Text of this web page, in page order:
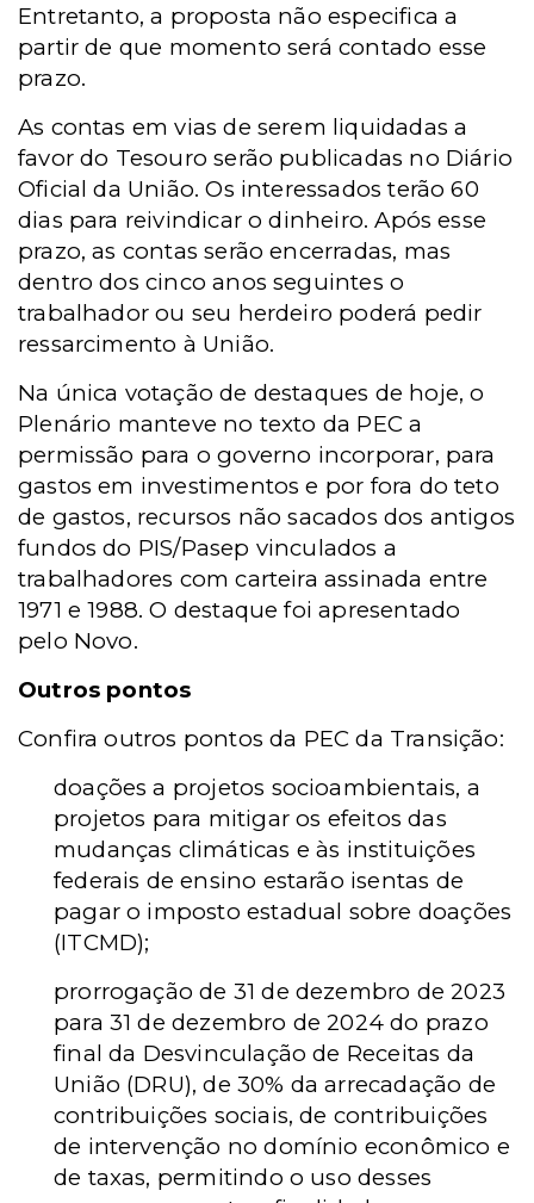
Entretanto, a proposta não especifica a
partir de que momento será contado esse
prazo.
As contas em vias de serem liquidadas a
favor do Tesouro serão publicadas no Diário
Oficial da União. Os interessados terão 60
dias para reivindicar o dinheiro. Após esse
prazo, as contas serão encerradas, mas
dentro dos cinco anos seguintes o
trabalhador ou seu herdeiro poderá pedir
ressarcimento à União.
Na única votação de destaques de hoje, o
Plenário manteve no texto da PEC a
permissão para o governo incorporar, para
gastos em investimentos e por fora do teto
de gastos, recursos não sacados dos antigos
fundos do PIS/Pasep vinculados a
trabalhadores com carteira assinada entre
1971 e 1988. O destaque foi apresentado
pelo Novo.
Outros pontos
Confira outros pontos da PEC da Transição:
doações a projetos socioambientais, a
projetos para mitigar os efeitos das
mudanças climáticas e às instituições
federais de ensino estarão isentas de
pagar o imposto estadual sobre doações
(ITCMD);
prorrogação de 31 de dezembro de 2023
para 31 de dezembro de 2024 do prazo
final da Desvinculação de Receitas da
União (DRU), de 30% da arrecadação de
contribuições sociais, de contribuições
de intervenção no domínio econômico e
de taxas, permitindo o uso desses